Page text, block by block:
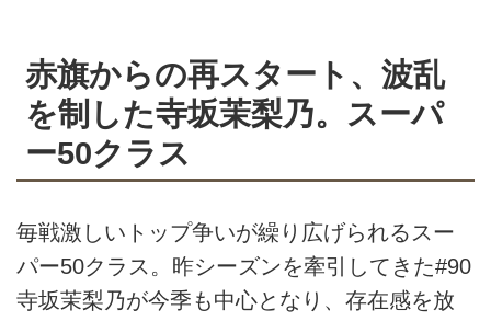
赤旗からの再スタート、波乱
を制した寺坂茉梨乃。スーパ
ー50クラス
毎戦激しいトップ争いが繰り広げられるスー
パー50クラス。昨シーズンを牽引してきた#90
寺坂茉梨乃が今季も中心となり、存在感を放